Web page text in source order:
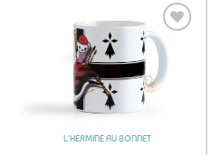
Ajouter
aux
L'HERMINE AU BONNET